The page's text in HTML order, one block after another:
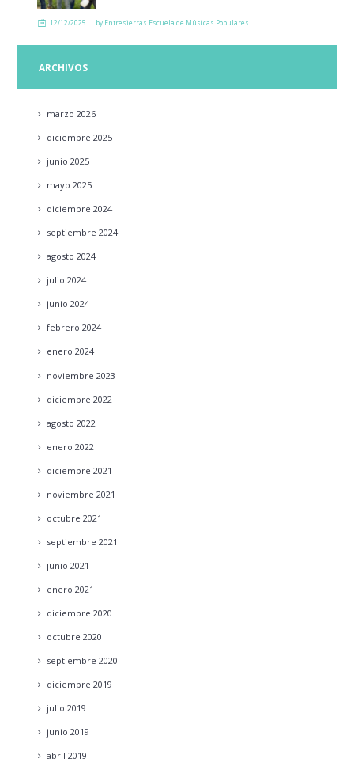
12/12/2025 by Entresierras Escuela de Músicas Populares
ARCHIVOS
marzo 2026
diciembre 2025
junio 2025
mayo 2025
diciembre 2024
septiembre 2024
agosto 2024
julio 2024
junio 2024
febrero 2024
enero 2024
noviembre 2023
diciembre 2022
agosto 2022
enero 2022
diciembre 2021
noviembre 2021
octubre 2021
septiembre 2021
junio 2021
enero 2021
diciembre 2020
octubre 2020
septiembre 2020
diciembre 2019
julio 2019
junio 2019
abril 2019